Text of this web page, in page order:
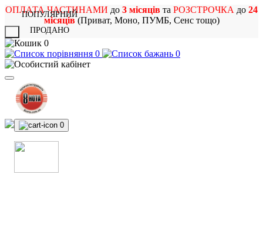
ОПЛАТА ЧАСТИНАМИ до 3 місяців та РОЗСТРОЧКА до 24
місяців(Приват, Моно, ПУМБ, Сенс тощо)
0
0
0
0
ПОПУЛЯРНИЙ
ПРОДАНО